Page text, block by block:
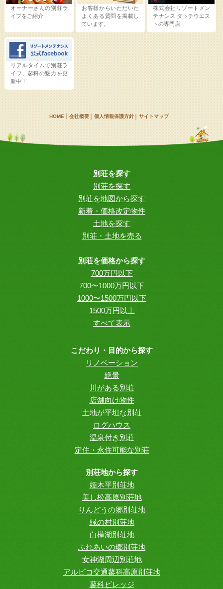
オーナーさんの別荘ラ
イフをご紹介！
お客様からいただいた
よくある質問を掲載し
ています。
株式会社リゾートメン
テナンス ダッチウエス
トの専門店
リアルタイムで別荘ラ
イフ、蓼科の魅力を更
新中！
HOME 会社概要 個人情報保護方針 サイトマップ
別荘を探す
別荘を探す
別荘を地図から探す
新着・価格改定物件
土地を探す
別荘・土地を売る
別荘を価格から探す
700万円以下
700〜1000万円以下
1000〜1500万円以下
1500万円以上
すべて表示
こだわり・目的から探す
リノベーション
絶景
川がある別荘
店舗向け物件
土地が平坦な別荘
ログハウス
温泉付き別荘
定住・永住可能な別荘
別荘地から探す
姫木平別荘地
美し松高原別荘地
りんどうの郷別荘地
緑の村別荘地
白樺湖別荘地
ふれあいの郷別荘地
女神湖周辺別荘地
アルピコ交通蓼科高原別荘地
蓼科ビレッジ